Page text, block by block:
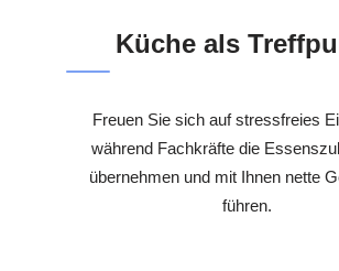
Küche als
Freuen Sie sich auf stressfreies
während Fachkräfte die
übernehmen und mit Ihnen nette
führen.